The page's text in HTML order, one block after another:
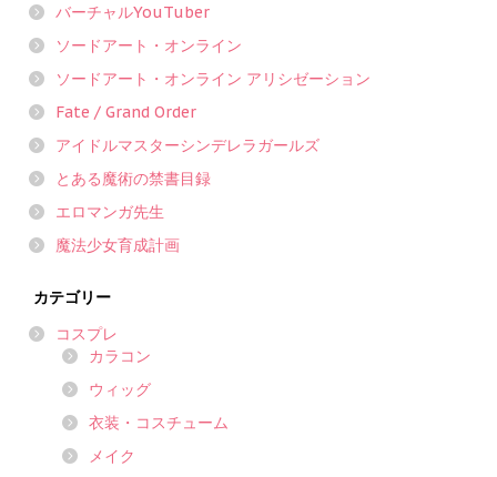
バーチャルYouTuber
ソードアート・オンライン
ソードアート・オンライン アリシゼーション
Fate / Grand Order
アイドルマスターシンデレラガールズ
とある魔術の禁書目録
エロマンガ先生
魔法少女育成計画
カテゴリー
コスプレ
カラコン
ウィッグ
衣装・コスチューム
メイク